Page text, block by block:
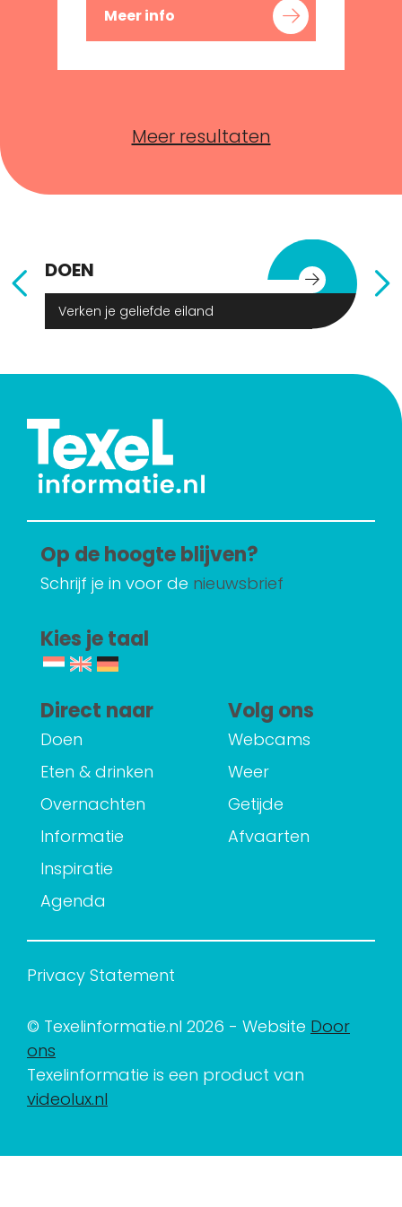
Meer info
Meer resultaten
DOEN
Verken je geliefde eiland
Op de hoogte blijven?
Schrijf je in voor de nieuwsbrief
Kies je taal
Direct naar
Doen
Eten & drinken
Overnachten
Informatie
Inspiratie
Agenda
Volg ons
Webcams
Weer
Getijde
Afvaarten
Privacy Statement
© Texelinformatie.nl 2026 - Website Door
ons
Texelinformatie is een product van
videolux.nl